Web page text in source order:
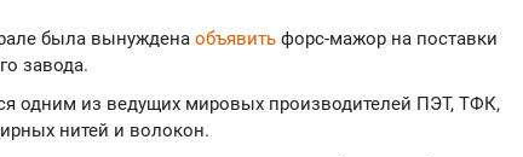
была вынуждена объявить форс-мажор на поставки
завода.
одним из ведущих мировых производителей ПЭТ, ТФК,
нитей и волокон.